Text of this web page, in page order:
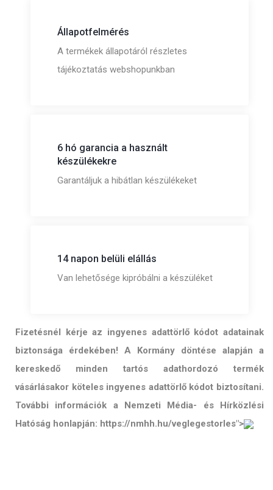
Állapotfelmérés
A termékek állapotáról részletes
tájékoztatás webshopunkban
6 hó garancia a használt
készülékekre
Garantáljuk a hibátlan készülékeket
14 napon belüli elállás
Van lehetősége kipróbálni a készüléket
Fizetésnél kérje az ingyenes adattörlő kódot adatainak
biztonsága érdekében! A Kormány döntése alapján a
kereskedő minden tartós adathordozó termék
vásárlásakor köteles ingyenes adattörlő kódot biztosítani.
További információk a Nemzeti Média- és Hírközlési
Hatóság honlapján: https://nmhh.hu/veglegestorles">